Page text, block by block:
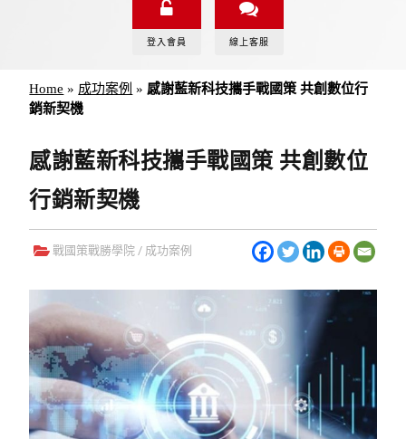
登入會員 線上客服
Home » 成功案例 »感謝藍新科技攜手戰國策 共創數位行
銷新契機
感謝藍新科技攜手戰國策 共創數位
行銷新契機
戰國策戰勝學院 / 成功案例